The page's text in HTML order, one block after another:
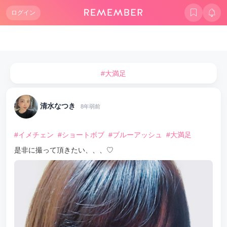
ログイン
#大満足
清水なつき 8年弱前
#イメチェン #ショートボブ #ブルーアッシュ
#大満足
是非に撮って頂きたい、、、♡